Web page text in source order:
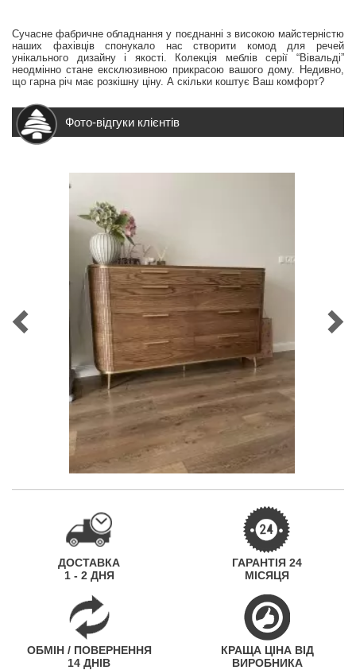
Сучасне фабричне обладнання у поєднанні з високою майстерністю
наших фахівців спонукало нас створити комод для речей
унікального дизайну і якості. Колекція меблів серії “Вівальді”
неодмінно стане ексклюзивною прикрасою вашого дому. Недивно,
що гарна річ має розкішну ціну. А скільки коштує Ваш комфорт?
Фото-відгуки клієнтів
ДОСТАВКА
1 - 2 ДНЯ
ГАРАНТІЯ 24
МІСЯЦЯ
ОБМІН / ПОВЕРНЕННЯ
14 ДНІВ
КРАЩА ЦІНА ВІД
ВИРОБНИКА